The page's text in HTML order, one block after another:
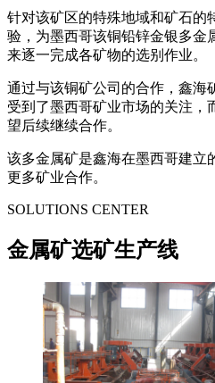
针对该矿区的特殊地域和矿石的
验，为墨西哥该铜铅锌金银多金
来逐一完成各矿物的选别作业。
通过与该铜矿公司的合作，鑫海
受到了墨西哥矿业市场的关注，
望后续继续合作。
该多金属矿是鑫海在墨西哥建立
更多矿业合作。
SOLUTIONS CENTER
金属矿选矿生产线